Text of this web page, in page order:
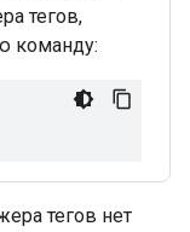
тегов,
команду:
тегов нет